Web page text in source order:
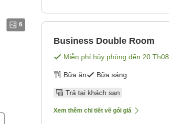
6
Business Double Room
Miễn phí hủy phòng đến 20 Th08
Bữa ăn Bữa sáng
Trả tại khách sạn
Xem thêm chi tiết về gói giá